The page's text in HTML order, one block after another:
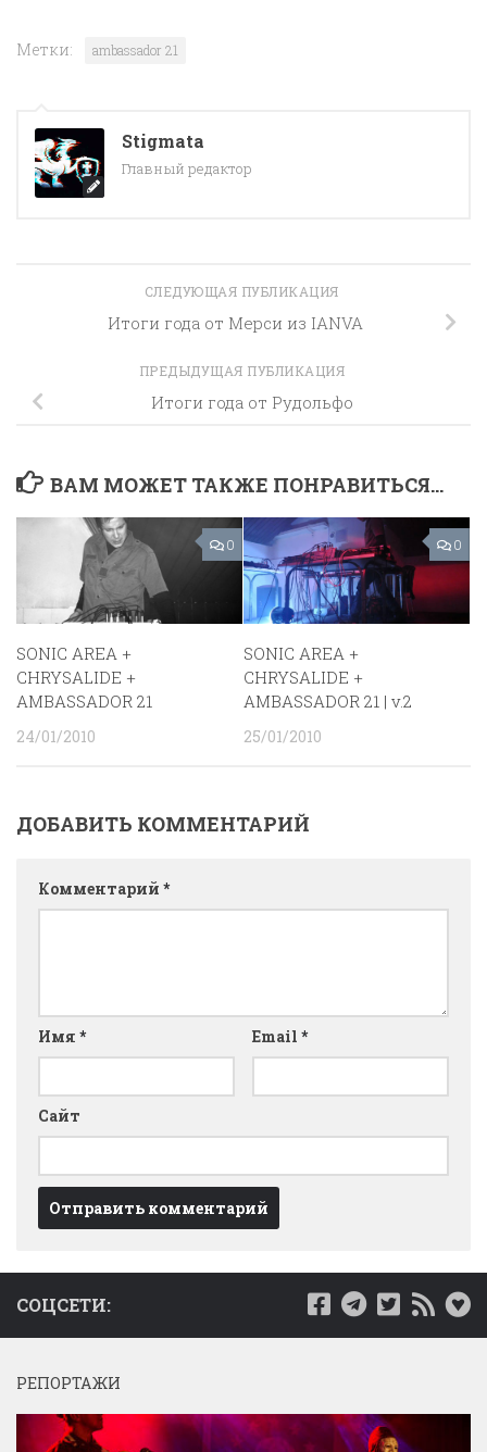
Метки: ambassador 21
Stigmata
Главный редактор
СЛЕДУЮЩАЯ ПУБЛИКАЦИЯ
Итоги года от Мерси из IANVA
ПРЕДЫДУЩАЯ ПУБЛИКАЦИЯ
Итоги года от Рудольфо
ВАМ МОЖЕТ ТАКЖЕ ПОНРАВИТЬСЯ...
0
SONIC AREA +
CHRYSALIDE +
AMBASSADOR 21
24/01/2010
0
SONIC AREA +
CHRYSALIDE +
AMBASSADOR 21 | v.2
25/01/2010
ДОБАВИТЬ КОММЕНТАРИЙ
Комментарий *
Имя * Email *
Сайт
СОЦСЕТИ:
РЕПОРТАЖИ